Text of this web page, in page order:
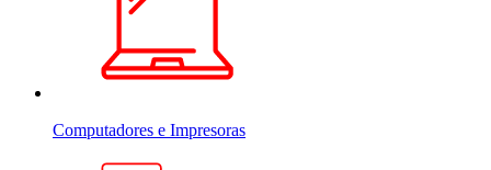
Computadores e Impresoras